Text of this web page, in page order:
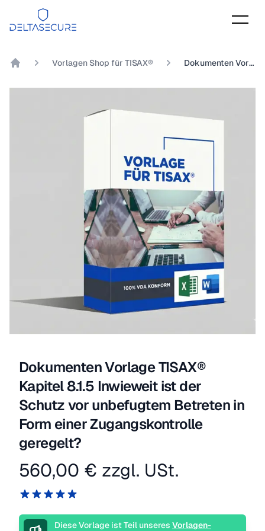
DeltaSecure
Vorlagen Shop für TISAX® Dokumenten Vorlage TISAX® Kapitel 8.1.5 Inwieweit ist der Schutz vor unbefugtem Betreten in Form einer Zugangskontrolle geregelt?
Dokumenten Vorlage TISAX®
Kapitel 8.1.5 Inwieweit ist der
Schutz vor unbefugtem Betreten in
Form einer Zugangskontrolle
geregelt?
Produktinformation
560,00 € zzgl. USt.
Reviews
5 von 5 Sternen
BeschreibungDiese Vorlage ist Teil unseres Vorlagen-